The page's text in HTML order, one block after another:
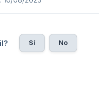
Sí No